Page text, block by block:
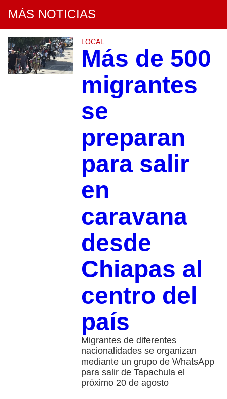
MÁS NOTICIAS
LOCAL
Más de 500
migrantes
se
preparan
para salir
en
caravana
desde
Chiapas al
centro del
país
Migrantes de diferentes
nacionalidades se organizan
mediante un grupo de WhatsApp
para salir de Tapachula el
próximo 20 de agosto